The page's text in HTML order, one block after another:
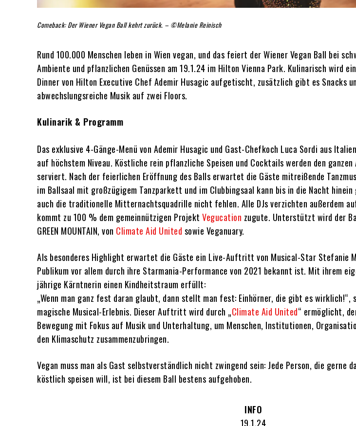
Comeback: Der Wiener Vegan Ball kehrt zurück. – ©Melanie Reinisch
Rund 100.000 Menschen leben in Wien vegan, und das feiert der Wiener Vegan Ball bei
Ambiente und pflanzlichen Genüssen am 19.1.24 im Hilton Vienna Park. Kulinarisch wird
Dinner von Hilton Executive Chef Ademir Husagic aufgetischt, zusätzlich gibt es Snacks
abwechslungsreiche Musik auf zwei Floors.
Kulinarik & Programm
Das exklusive 4-Gänge-Menü von Ademir Husagic und Gast-Chefkoch Luca Sordi aus
auf höchstem Niveau. Köstliche rein pflanzliche Speisen und Cocktails werden den ganzen
serviert. Nach der feierlichen Eröffnung des Balls erwartet die Gäste mitreißende
im Ballsaal mit großzügigem Tanzparkett und im Clubbingsaal kann bis in die Nacht
auch die traditionelle Mitternachtsquadrille nicht fehlen. Alle DJs verzichten außerdem
kommt zu 100 % dem gemeinnützigen Projekt Vegucation zugute. Unterstützt wird der
GREEN MOUNTAIN, von Climate Aid United sowie Veganuary.
Als besonderes Highlight erwartet die Gäste ein Live-Auftritt von Musical-Star Stefanie
Publikum vor allem durch ihre Starmania-Performance von 2021 bekannt ist. Mit ihrem
jährige Kärntnerin einen Kindheitstraum erfüllt:
„Wenn man ganz fest daran glaubt, dann stellt man fest: Einhörner, die gibt es
magische Musical-Erlebnis. Dieser Auftritt wird durch „Climate Aid United“ ermöglicht,
Bewegung mit Fokus auf Musik und Unterhaltung, um Menschen, Institutionen,
den Klimaschutz zusammenzubringen.
Vegan muss man als Gast selbstverständlich nicht zwingend sein: Jede Person, die gerne
köstlich speisen will, ist bei diesem Ball bestens aufgehoben.
INFO
19.1.24